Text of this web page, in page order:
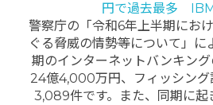
円で過去最多
警察庁の「令和6年上半期にお
ぐる脅威の情勢等について」
期のインターネットバンキン
24億4,000万円、フィッシング
3,089件です。また、同期に起